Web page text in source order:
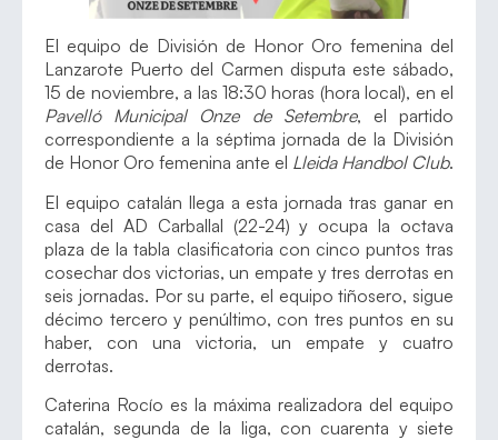
El equipo de División de Honor Oro femenina del
Lanzarote Puerto del Carmen disputa este sábado,
15 de noviembre, a las 18:30 horas (hora local), en el
Pavelló Municipal Onze de Setembre, el partido
correspondiente a la séptima jornada de la División
de Honor Oro femenina ante el Lleida Handbol Club.
El equipo catalán llega a esta jornada tras ganar en
casa del AD Carballal (22-24) y ocupa la octava
plaza de la tabla clasificatoria con cinco puntos tras
cosechar dos victorias, un empate y tres derrotas en
seis jornadas. Por su parte, el equipo tiñosero, sigue
décimo tercero y penúltimo, con tres puntos en su
haber, con una victoria, un empate y cuatro
derrotas.
Caterina Rocío es la máxima realizadora del equipo
catalán, segunda de la liga, con cuarenta y siete